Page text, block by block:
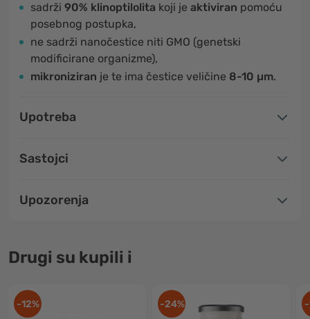
sadrži 90% klinoptilolita koji je aktiviran pomoću
posebnog postupka,
ne sadrži nanočestice niti GMO (genetski
modificirane organizme),
mikroniziran je te ima čestice veličine 8-10 µm.
Upotreba
Sastojci
Upozorenja
Drugi su kupili i
-12% -24%